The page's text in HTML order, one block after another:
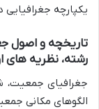
یکپارچه جغرافیایی
تاریخچه و اصول
رشته، نظریه های
جغرافیای جمعیت،
الگوهای مکانی